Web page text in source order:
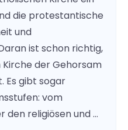
die protestantische
und
ist schon richtig,
der Gehorsam
Es gibt sogar
vom
den religiösen und …